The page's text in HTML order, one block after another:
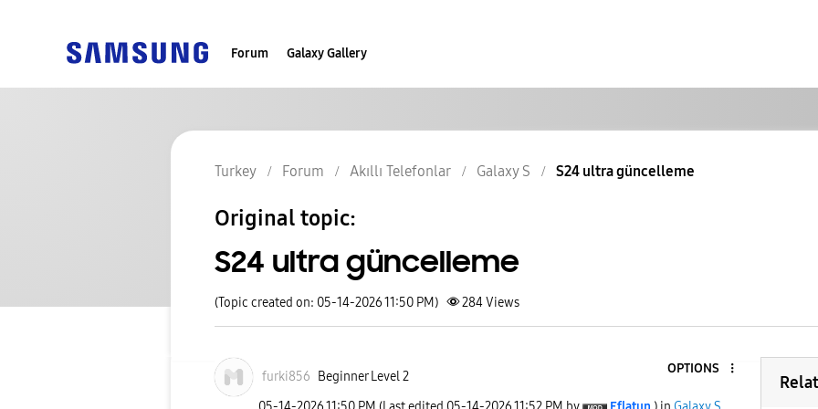
Forum Galaxy Gallery
Turkey Forum Akıllı Telefonlar Galaxy S S24 ultra güncelleme
Original topic:
S24 ultra güncelleme
(Topic created on: 05-14-2026 11:50 PM) 284Views
furki856 Beginner Level 2
OPTIONS